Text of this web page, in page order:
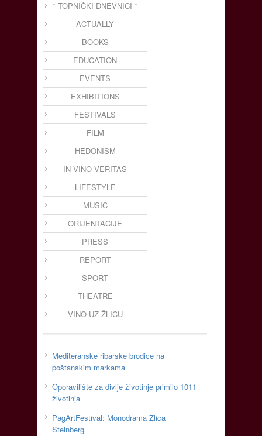
* TOPNIČKI DNEVNICI *
ACTUALLY
BOOKS
EDUCATION
EVENTS
EXHIBITIONS
FESTIVALS
FILM
HEDONISM
IN VINO VERITAS
LIFESTYLE
MUSIC
ORIJENTACIJE
PRESS
REPORT
SPORT
THEATRE
VINO UZ ŽLICU
Mediteranske ribarske brodice na
poštanskim markama
Oporavilište za divlje životinje primilo 1011
životinja
PagArtFestival: Monodrama Žlica
Steinberg